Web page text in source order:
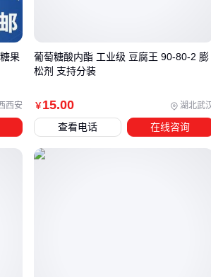
蛋氨酸
结合态蛋氨酸 原料的氨基酸释放特性应
地追溯和加工工艺说明的原料，这类产
，但实际饲喂效果和综合成本往往更优。
西安
果
￥ 15.00 湖北武
葡萄糖酸内酯 工业级 豆腐王 90-80-2 膨
松剂 支持分装
查看电话 在线咨询